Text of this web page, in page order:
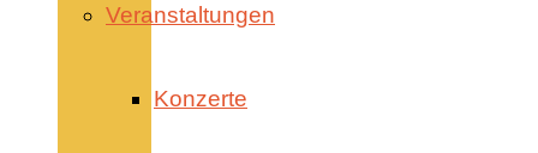
Veranstaltungen
Konzerte